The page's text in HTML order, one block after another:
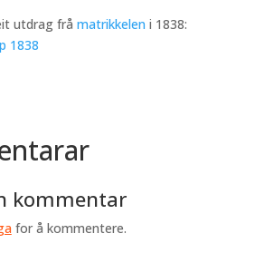
utdrag frå matrikkelen i 1838:
1838
kommentar
for å kommentere.